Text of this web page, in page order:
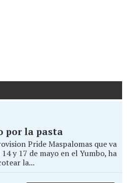
por la pasta
Pride Maspalomas que va
y 17 de mayo en el Yumbo, ha
la...